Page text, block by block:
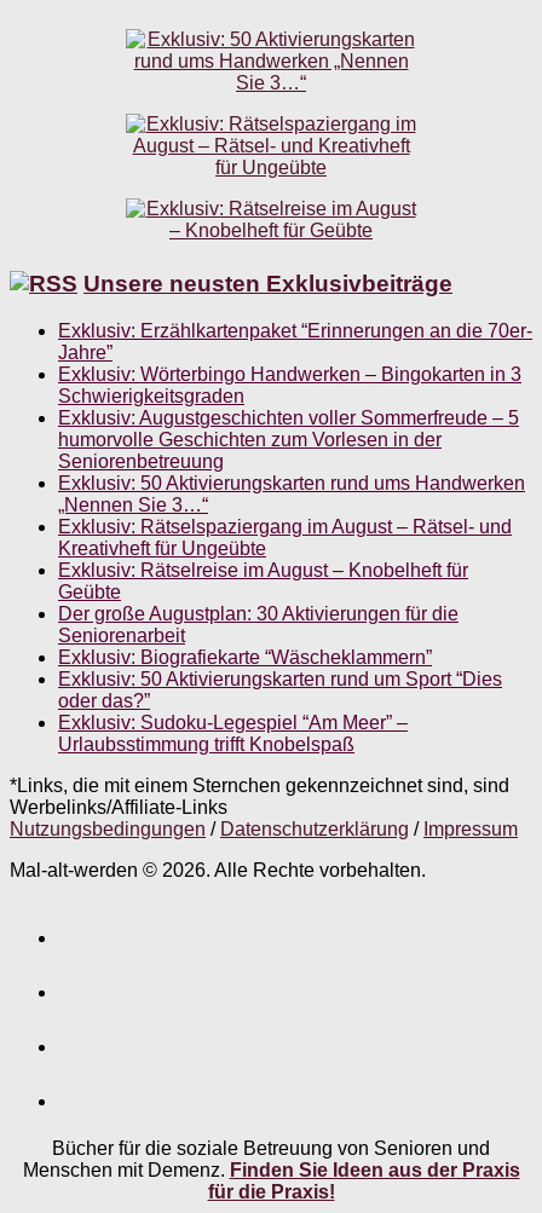
Unsere neusten Exklusivbeiträge
Exklusiv: Erzählkartenpaket “Erinnerungen an die 70er-
Jahre”
Exklusiv: Wörterbingo Handwerken – Bingokarten in 3
Schwierigkeitsgraden
Exklusiv: Augustgeschichten voller Sommerfreude – 5
humorvolle Geschichten zum Vorlesen in der
Seniorenbetreuung
Exklusiv: 50 Aktivierungskarten rund ums Handwerken
„Nennen Sie 3…“
Exklusiv: Rätselspaziergang im August – Rätsel- und
Kreativheft für Ungeübte
Exklusiv: Rätselreise im August – Knobelheft für
Geübte
Der große Augustplan: 30 Aktivierungen für die
Seniorenarbeit
Exklusiv: Biografiekarte “Wäscheklammern”
Exklusiv: 50 Aktivierungskarten rund um Sport “Dies
oder das?”
Exklusiv: Sudoku-Legespiel “Am Meer” –
Urlaubsstimmung trifft Knobelspaß
*Links, die mit einem Sternchen gekennzeichnet sind, sind
Werbelinks/Affiliate-Links
Nutzungsbedingungen / Datenschutzerklärung / Impressum
Mal-alt-werden © 2026. Alle Rechte vorbehalten.
Bücher für die soziale Betreuung von Senioren und
Menschen mit Demenz. Finden Sie Ideen aus der Praxis
für die Praxis!